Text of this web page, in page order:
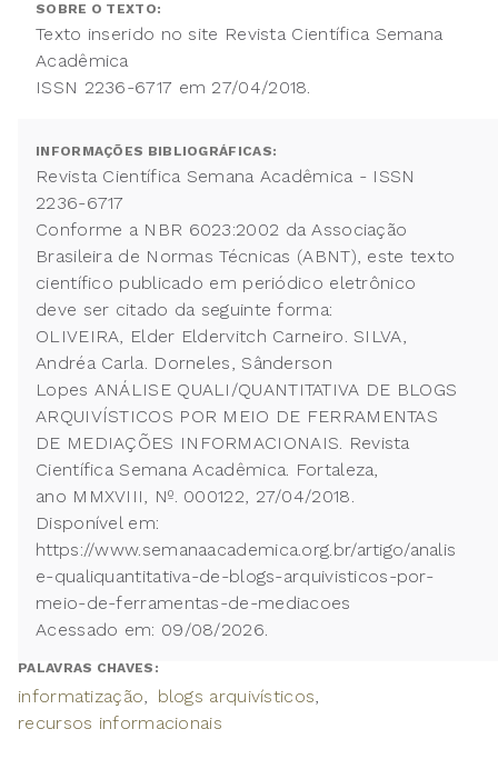
SOBRE O TEXTO:
Texto inserido no site Revista Científica Semana
Acadêmica
ISSN 2236-6717 em 27/04/2018.
INFORMAÇÕES BIBLIOGRÁFICAS:
Revista Científica Semana Acadêmica - ISSN
2236-6717
Conforme a NBR 6023:2002 da Associação
Brasileira de Normas Técnicas (ABNT), este texto
científico publicado em periódico eletrônico
deve ser citado da seguinte forma:
OLIVEIRA, Elder Eldervitch Carneiro. SILVA,
Andréa Carla. Dorneles, Sânderson
Lopes ANÁLISE QUALI/QUANTITATIVA DE BLOGS
ARQUIVÍSTICOS POR MEIO DE FERRAMENTAS
DE MEDIAÇÕES INFORMACIONAIS. Revista
Científica Semana Acadêmica. Fortaleza,
ano MMXVIII, Nº. 000122, 27/04/2018.
Disponível em:
https://www.semanaacademica.org.br/artigo/analis
e-qualiquantitativa-de-blogs-arquivisticos-por-
meio-de-ferramentas-de-mediacoes
Acessado em: 09/08/2026.
PALAVRAS CHAVES:
informatização
blogs arquivísticos
recursos informacionais